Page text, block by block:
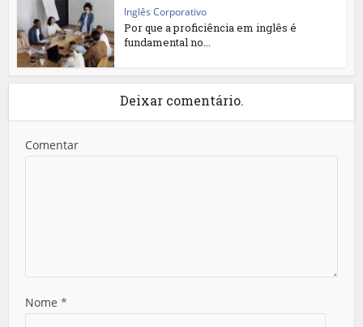
Inglês Corporativo
Por que a proficiência em inglês é
fundamental no...
Deixar comentário.
Comentar
Nome*